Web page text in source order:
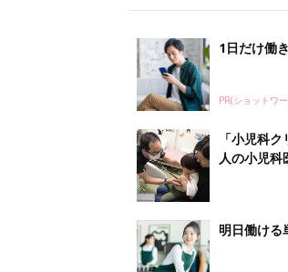
1日だけ働
PR(ショットワ
「小児科
人の小児科
明日働ける